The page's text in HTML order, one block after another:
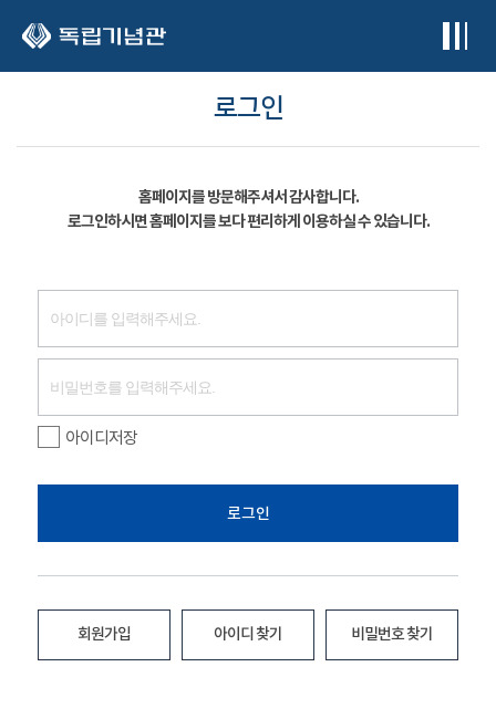
로그인
홈페이지를 방문해주셔서 감사합니다.
로그인하시면 홈페이지를 보다 편리하게 이용하실 수 있습니다.
아이디저장
로그인
회원가입 아이디 찾기 비밀번호 찾기